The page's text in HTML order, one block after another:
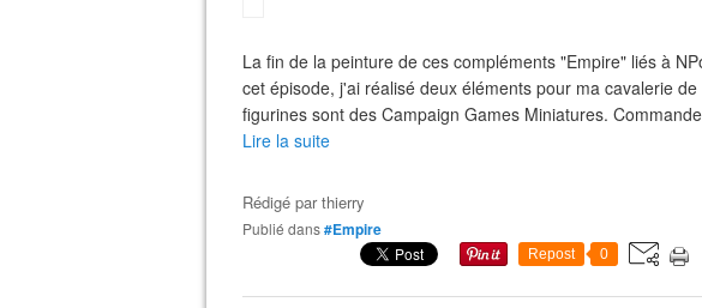
La fin de la peinture de ces compléments "Empire" liés à
cet épisode, j'ai réalisé deux éléments pour ma cavalerie
figurines sont des Campaign Games Miniatures.
Lire la suite
Rédigé parthierry
Publié dans#Empire
Repost 0